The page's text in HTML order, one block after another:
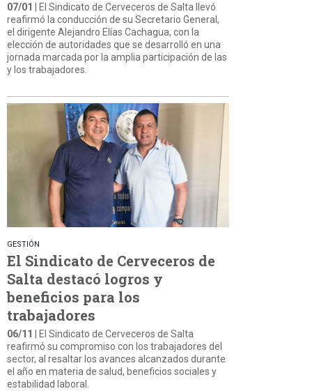
07/01
| El Sindicato de Cerveceros de Salta llevó
reafirmó la conducción de su Secretario General,
el dirigente Alejandro Elías Cachagua, con la
elección de autoridades que se desarrolló en una
jornada marcada por la amplia participación de las
y los trabajadores.
GESTIÓN
El Sindicato de Cerveceros de
Salta destacó logros y
beneficios para los
trabajadores
06/11
| El Sindicato de Cerveceros de Salta
reafirmó su compromiso con los trabajadores del
sector, al resaltar los avances alcanzados durante
el año en materia de salud, beneficios sociales y
estabilidad laboral.